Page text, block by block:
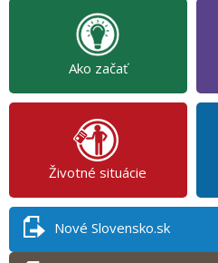
Ako začať
Životné situácie
Nové Slovensko.sk